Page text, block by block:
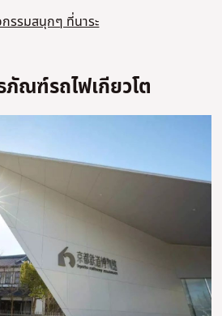
รรมสนุกๆ ที่นาระ
ณฑ์รถไฟเกียวโต